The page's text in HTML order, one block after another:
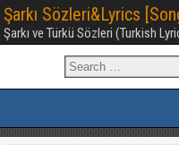
Şarkı Sözleri&Lyrics
Şarkı ve Türkü Sözleri (Turkish